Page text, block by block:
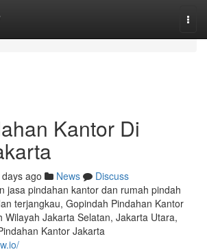
Kantor Di
ago News
Discuss
jasa pindahan kantor dan rumah pindah
terjangkau, Gopindah Pindahan Kantor
Wilayah Jakarta Selatan, Jakarta Utara,
Kantor Jakarta